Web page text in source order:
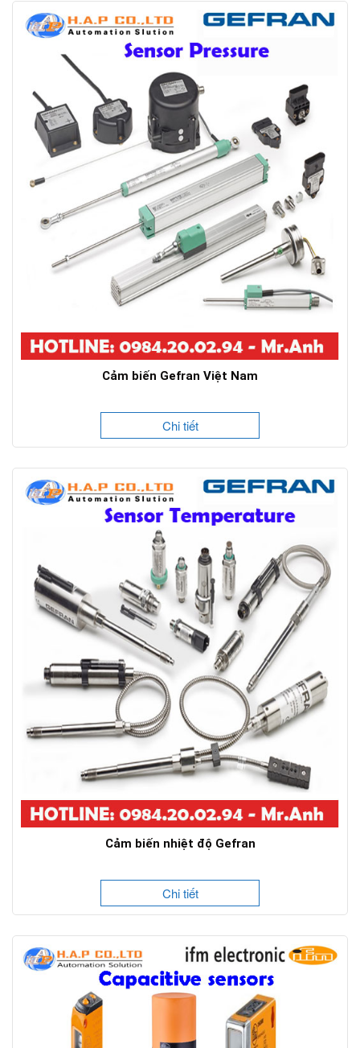
Cảm biến Gefran Việt Nam
Chi tiết
Cảm biến nhiệt độ Gefran
Chi tiết